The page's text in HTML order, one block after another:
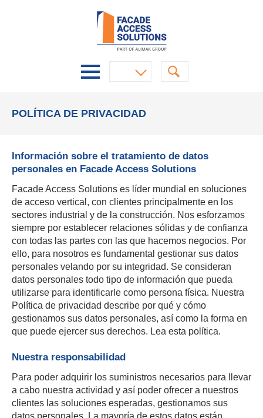
POLÍTICA DE PRIVACIDAD
Información sobre el tratamiento de datos
personales en Facade Access Solutions
Facade Access Solutions es líder mundial en soluciones
de acceso vertical, con clientes principalmente en los
sectores industrial y de la construcción. Nos esforzamos
siempre por establecer relaciones sólidas y de confianza
con todas las partes con las que hacemos negocios. Por
ello, para nosotros es fundamental gestionar sus datos
personales velando por su integridad. Se consideran
datos personales todo tipo de información que pueda
utilizarse para identificarle como persona física. Nuestra
Política de privacidad describe por qué y cómo
gestionamos sus datos personales, así como la forma en
que puede ejercer sus derechos. Lea esta política.
Nuestra responsabilidad
Para poder adquirir los suministros necesarios para llevar
a cabo nuestra actividad y así poder ofrecer a nuestros
clientes las soluciones esperadas, gestionamos sus
datos personales. La mayoría de estos datos están